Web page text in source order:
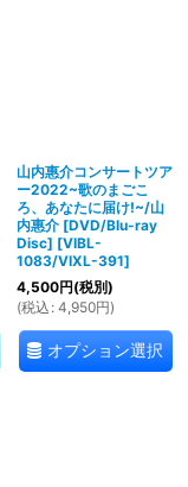
山内惠介コンサートツア
ー2022~歌のまごこ
ろ、あなたに届け!~/山
内惠介 [DVD/Blu-ray
Disc] [VIBL-
1083/VIXL-391]
4,500円(税別)
(税込 : 4,950円)
オプション選択